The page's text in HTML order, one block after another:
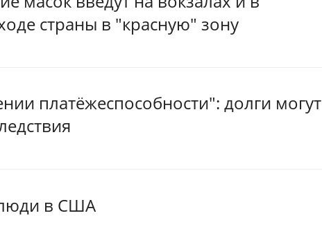
страны в "красную" зону
платёжеспособности": долги могут
люди в США